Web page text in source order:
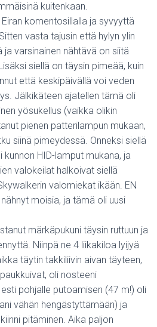
kuitenkaan.
komentosillalla ja syvyyttä
vasta tajusin että hylyn ylin
varsinainen nähtävä on siitä
siellä on täysin pimeää, kuin
että keskipäivällä voi veden
Jälkikäteen ajatellen tämä oli
yösukellus (vaikka olikin
pienen patterilampun mukaan,
siinä pimeydessä. Onneksi siellä
kunnon HID-lamput mukana, ja
valokeilat halkoivat siellä
valomiekat ikään. EN
moisia, ja tämä oli uusi
märkäpukuni täysin ruttuun ja
Niinpä ne 4 liikakiloa lyijyä
täytin takkiliivin aivan täyteen,
oli nosteeni
pohjalle putoamisen (47 m!) oli
vähän hengästyttämään) ja
pitäminen. Aika paljon